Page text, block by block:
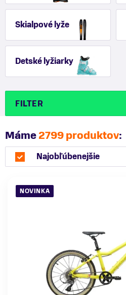
Skialpové lyže
Detské lyžiarky
FILTER
Máme2799 produktov:
Najobľúbenejšie
NOVINKA